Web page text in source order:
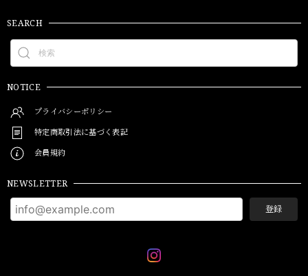
SEARCH
NOTICE
プライバシーポリシー
特定商取引法に基づく表記
会員規約
NEWSLETTER
登録